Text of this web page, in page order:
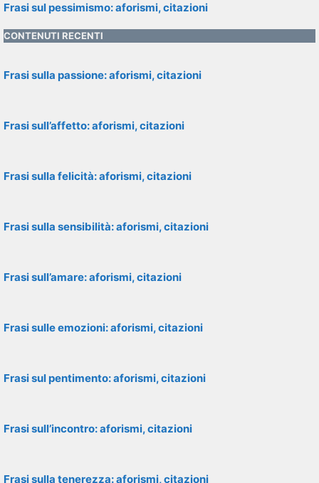
Frasi sul pessimismo: aforismi, citazioni
CONTENUTI RECENTI
Frasi sulla passione: aforismi, citazioni
Frasi sull’affetto: aforismi, citazioni
Frasi sulla felicità: aforismi, citazioni
Frasi sulla sensibilità: aforismi, citazioni
Frasi sull’amare: aforismi, citazioni
Frasi sulle emozioni: aforismi, citazioni
Frasi sul pentimento: aforismi, citazioni
Frasi sull’incontro: aforismi, citazioni
Frasi sulla tenerezza: aforismi, citazioni